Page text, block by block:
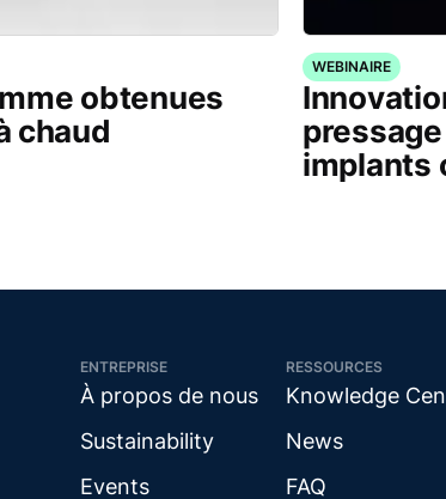
obtenues
chaud
WEBINAIRE
implants
ENTREPRISE
À propos de nous
Sustainability
Events
RESSOURCES
Knowledge
News
FAQ